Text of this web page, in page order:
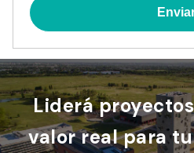
Liderá
valor real para